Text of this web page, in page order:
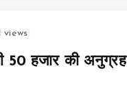
views
50 हजार की अनुग्रह